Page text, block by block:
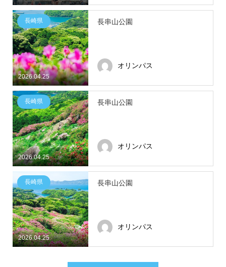
2026.04.25
長崎県 長串山公園
オリンパス
2026.04.25
長崎県 長串山公園
オリンパス
2026.04.25
長崎県 長串山公園
オリンパス